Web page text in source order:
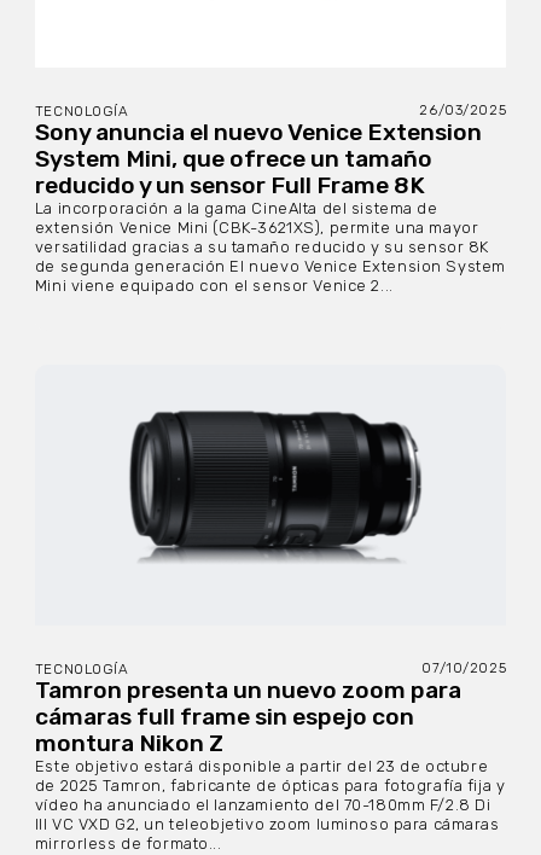
TECNOLOGÍA 26/03/2025
Sony anuncia el nuevo Venice Extension
System Mini, que ofrece un tamaño
reducido y un sensor Full Frame 8K
La incorporación a la gama CineAlta del sistema de
extensión Venice Mini (CBK-3621XS), permite una mayor
versatilidad gracias a su tamaño reducido y su sensor 8K
de segunda generación El nuevo Venice Extension System
Mini viene equipado con el sensor Venice 2...
TECNOLOGÍA 07/10/2025
Tamron presenta un nuevo zoom para
cámaras full frame sin espejo con
montura Nikon Z
Este objetivo estará disponible a partir del 23 de octubre
de 2025 Tamron, fabricante de ópticas para fotografía fija y
vídeo ha anunciado el lanzamiento del 70-180mm F/2.8 Di
III VC VXD G2, un teleobjetivo zoom luminoso para cámaras
mirrorless de formato...